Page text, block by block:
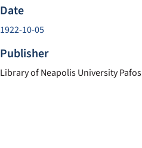
Date
1922-10-05
Publisher
Library of Neapolis University Pafos